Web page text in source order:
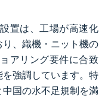
置は、工場が高速化
、織機・ニット機の
アリング要件に合致
強調しています。特
国の水不足規制を満